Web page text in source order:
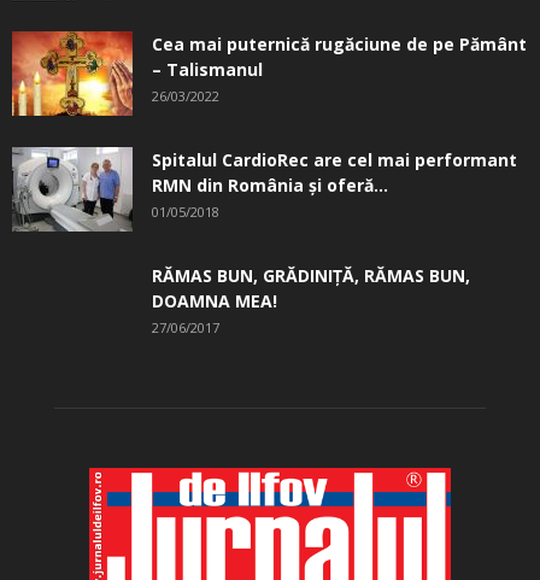
Cea mai puternică rugăciune de pe Pământ
– Talismanul
26/03/2022
Spitalul CardioRec are cel mai performant
RMN din România și oferă...
01/05/2018
RĂMAS BUN, GRĂDINIŢĂ, ­RĂMAS BUN,
DOAMNA MEA!
27/06/2017